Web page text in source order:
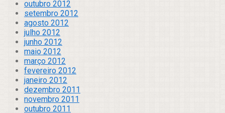
outubro 2012
setembro 2012
agosto 2012
julho 2012
junho 2012
maio 2012
março 2012
fevereiro 2012
janeiro 2012
dezembro 2011
novembro 2011
outubro 2011